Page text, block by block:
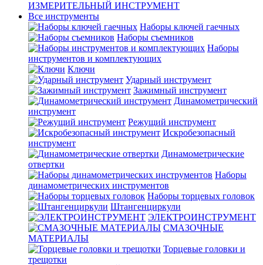
ИЗМЕРИТЕЛЬНЫЙ ИНСТРУМЕНТ
Все инструменты
Наборы ключей гаечных
Наборы съемников
Наборы
инструментов и комплектующих
Ключи
Ударный инструмент
Зажимный инструмент
Динамометрический
инструмент
Режущий инструмент
Искробезопасный
инструмент
Динамометрические
отвертки
Наборы
динамометрических инструментов
Наборы торцевых головок
Штангенциркули
ЭЛЕКТРОИНСТРУМЕНТ
СМАЗОЧНЫЕ
МАТЕРИАЛЫ
Торцевые головки и
трещотки